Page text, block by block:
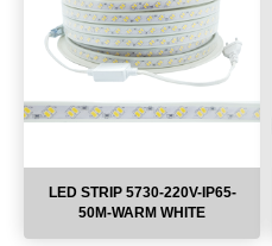
LED STRIP 5730-220V-IP65-
50M-WARM WHITE